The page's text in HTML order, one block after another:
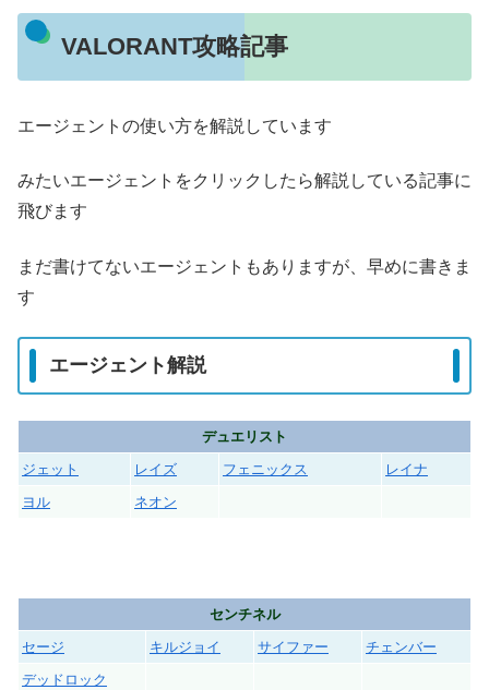
VALORANT攻略記事
エージェントの使い方を解説しています
みたいエージェントをクリックしたら解説している記事に
飛びます
まだ書けてないエージェントもありますが、早めに書きま
す
エージェント解説
デュエリスト
ジェット
レイズ フェニックス
レイナ
ヨル
ネオン
センチネル
セージ
キルジョイ サイファー
チェンバー
デッドロック